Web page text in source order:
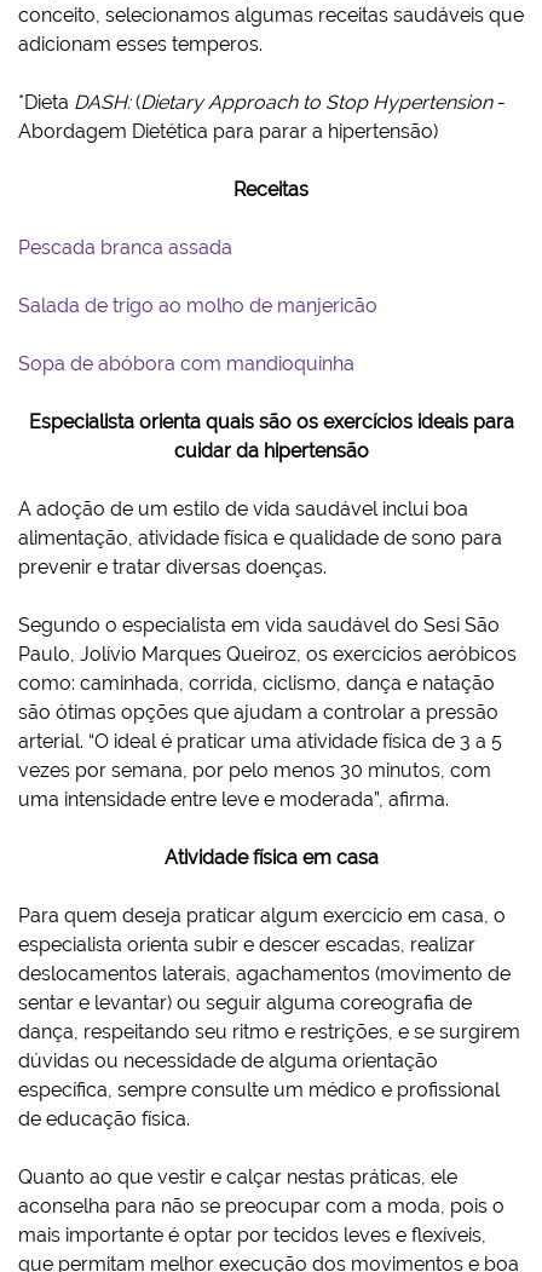
conceito, selecionamos algumas receitas saudáveis que
adicionam esses temperos.
*Dieta DASH:(Dietary Approach to Stop Hypertension-
Abordagem Dietética para parar a hipertensão)
Receitas
Pescada branca assada
Salada de trigo ao molho de manjericão
Sopa de abóbora com mandioquinha
Especialista orienta quais são os exercícios ideais para
cuidar da hipertensão
A adoção de um estilo de vida saudável inclui boa
alimentação, atividade física e qualidade de sono para
prevenir e tratar diversas doenças.
Segundo o especialista em vida saudável do Sesi São
Paulo, Jolívio Marques Queiroz, os exercícios aeróbicos
como: caminhada, corrida, ciclismo, dança e natação
são ótimas opções que ajudam a controlar a pressão
arterial. “O ideal é praticar uma atividade física de 3 a 5
vezes por semana, por pelo menos 30 minutos, com
uma intensidade entre leve e moderada”, afirma.
Atividade física em casa
Para quem deseja praticar algum exercício em casa, o
especialista orienta subir e descer escadas, realizar
deslocamentos laterais, agachamentos (movimento de
sentar e levantar) ou seguir alguma coreografia de
dança, respeitando seu ritmo e restrições, e se surgirem
dúvidas ou necessidade de alguma orientação
específica, sempre consulte um médico e profissional
de educação física.
Quanto ao que vestir e calçar nestas práticas, ele
aconselha para não se preocupar com a moda, pois o
mais importante é optar por tecidos leves e flexíveis,
que permitam melhor execução dos movimentos e boa